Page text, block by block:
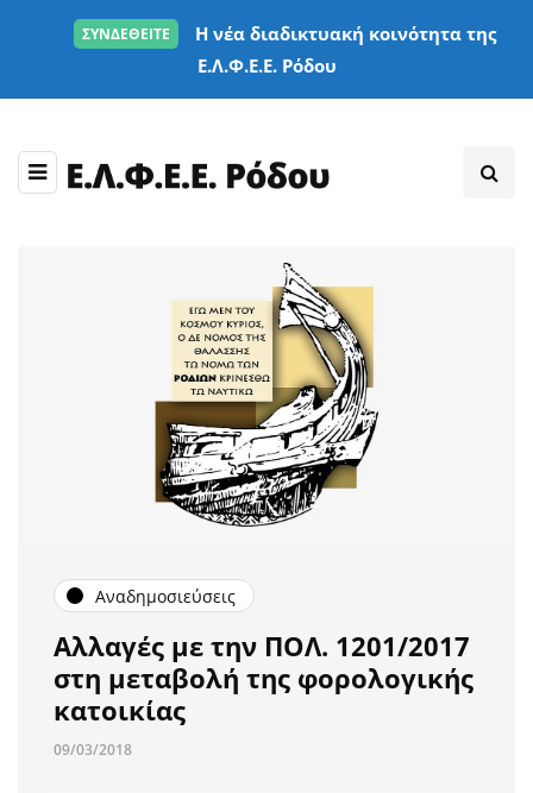
ΣΥΝΔΕΘΕΙΤΕ
Η νέα διαδικτυακή κοινότητα της
Ε.Λ.Φ.Ε.Ε. Ρόδου
Αναδημοσιεύσεις
Αλλαγές με την ΠΟΛ. 1201/2017
στη μεταβολή της φορολογικής
κατοικίας
09/03/2018